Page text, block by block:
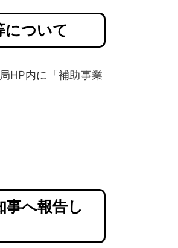
について
HP内に「補助事業
事へ報告し